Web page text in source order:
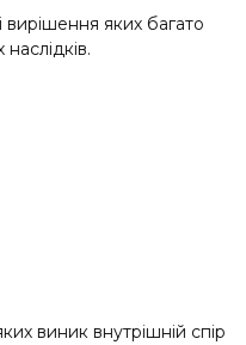
вирішення яких багато
виник внутрішній спір